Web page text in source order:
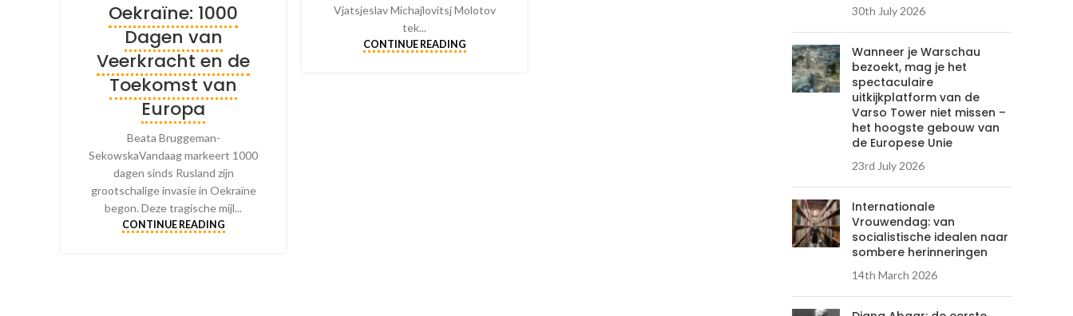
Oekraïne: 1000
Dagen van
Veerkracht en de
Toekomst van
Europa
Beata Bruggeman-
SekowskaVandaag markeert 1000
dagen sinds Rusland zijn
grootschalige invasie in Oekraïne
begon. Deze tragische mijl...
CONTINUE READING
Vjatsjeslav Michajlovitsj Molotov
tek...
CONTINUE READING
30th July 2026
Wanneer je Warschau
bezoekt, mag je het
spectaculaire
uitkijkplatform van de
Varso Tower niet missen –
het hoogste gebouw van
de Europese Unie
23rd July 2026
Internationale
Vrouwendag: van
socialistische idealen naar
sombere herinneringen
14th March 2026